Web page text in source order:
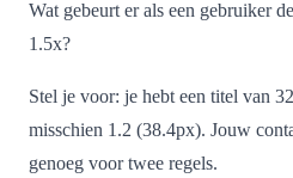
Wat gebeurt er als een gebruiker
1.5x?
Stel je voor: je hebt een titel van
misschien 1.2 (38.4px). Jouw
genoeg voor twee regels.